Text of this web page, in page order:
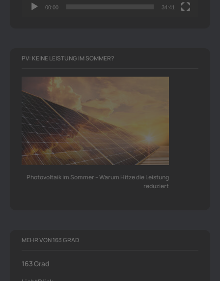
00:00 34:41
PV: KEINE LEISTUNG IM SOMMER?
Photovoltaik im Sommer – Warum Hitze die Leistung
reduziert
MEHR VON 163 GRAD
163 Grad